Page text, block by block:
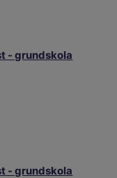
- grundskola
- grundskola